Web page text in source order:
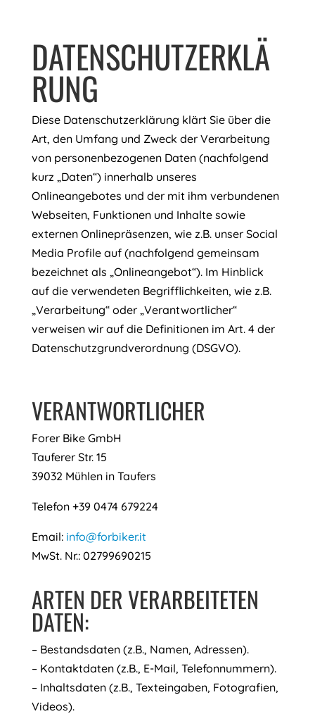
DATENSCHUTZERKLÄ
RUNG
Diese Datenschutzerklärung klärt Sie über die
Art, den Umfang und Zweck der Verarbeitung
von personenbezogenen Daten (nachfolgend
kurz „Daten“) innerhalb unseres
Onlineangebotes und der mit ihm verbundenen
Webseiten, Funktionen und Inhalte sowie
externen Onlinepräsenzen, wie z.B. unser Social
Media Profile auf (nachfolgend gemeinsam
bezeichnet als „Onlineangebot“). Im Hinblick
auf die verwendeten Begrifflichkeiten, wie z.B.
„Verarbeitung“ oder „Verantwortlicher“
verweisen wir auf die Definitionen im Art. 4 der
Datenschutzgrundverordnung (DSGVO).
VERANTWORTLICHER
Forer Bike GmbH
Tauferer Str. 15
39032 Mühlen in Taufers
Telefon +39 0474 679224
Email: info@forbiker.it
MwSt. Nr.: 02799690215
ARTEN DER VERARBEITETEN
DATEN:
– Bestandsdaten (z.B., Namen, Adressen).
– Kontaktdaten (z.B., E-Mail, Telefonnummern).
– Inhaltsdaten (z.B., Texteingaben, Fotografien,
Videos).